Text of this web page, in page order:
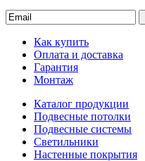
Как купить
Оплата и доставка
Гарантия
Монтаж
Каталог продукции
Подвесные потолки
Подвесные системы
Светильники
Настенные покрытия